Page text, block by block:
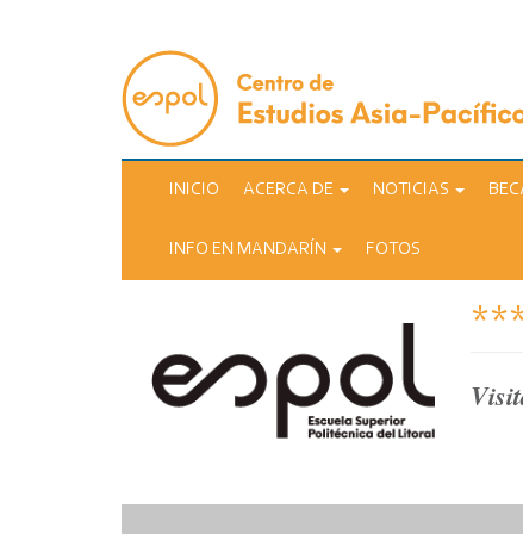
INICIO ACERCA DE NOTICIAS
INFO EN MANDARÍN FOTOS